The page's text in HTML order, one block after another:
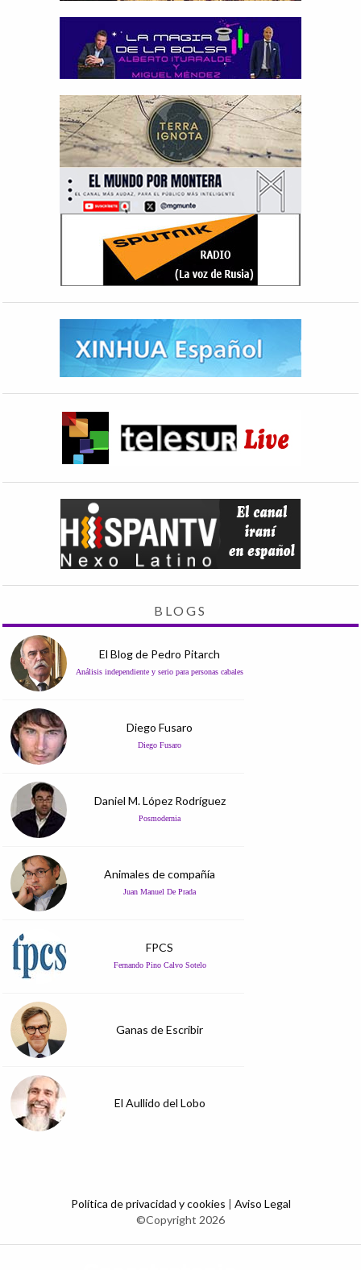
BLOGS
El Blog de Pedro Pitarch
Análisis independiente y serio para personas cabales
Diego Fusaro
Diego Fusaro
Daniel M. López Rodríguez
Posmodernia
Animales de compañía
Juan Manuel De Prada
FPCS
Fernando Pino Calvo Sotelo
Ganas de Escribir
El Aullido del Lobo
Política de privacidad y cookies | Aviso Legal
©Copyright 2026